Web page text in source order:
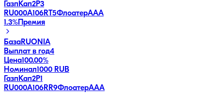
ГазпКап2P3
RU000A106RT5ФлоатерAAA
1.3%Премия
БазаRUONIA
Выплат в год4
Цена100.00%
Номинал1000 RUB
ГазпКап2P1
RU000A106RR9ФлоатерAAA